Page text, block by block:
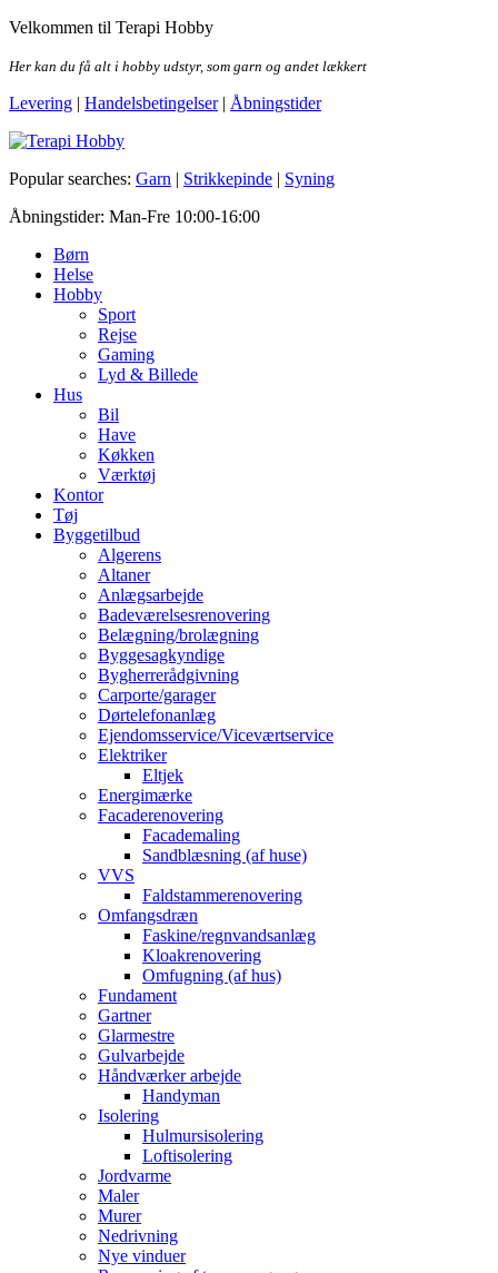
Skip
the
Velkommen til Terapi Hobby
Her kan du få alt i hobby udstyr, som garn og andet lækkert
Levering | Handelsbetingelser| Åbningstider
Terapi Hobby
Popular searches: Garn | Strikkepinde | Syning
Åbningstider: Man-Fre 10:00-16:00
Børn
Helse
Hobby
Sport
Rejse
Gaming
Lyd & Billede
Hus
Bil
Have
Køkken
Værktøj
Kontor
Tøj
Byggetilbud
Algerens
Altaner
Anlægsarbejde
Badeværelsesrenovering
Belægning/brolægning
Byggesagkyndige
Bygherrerådgivning
Carporte/garager
Dørtelefonanlæg
Ejendomsservice/Viceværtservice
Elektriker
Eltjek
Energimærke
Facaderenovering
Facademaling
Sandblæsning (af huse)
VVS
Faldstammerenovering
Omfangsdræn
Faskine/regnvandsanlæg
Kloakrenovering
Omfugning (af hus)
Fundament
Gartner
Glarmestre
Gulvarbejde
Håndværker arbejde
Handyman
Isolering
Hulmursisolering
Loftisolering
Jordvarme
Maler
Murer
Nedrivning
Nye vinduer